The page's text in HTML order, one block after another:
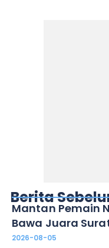
Berita
Mantan Pemain
Bawa Juara
2026-08-05